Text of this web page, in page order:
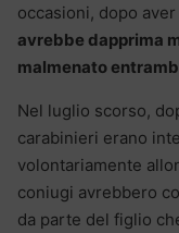
occasioni, dopo
avrebbe dapprima
malmenato
Nel luglio scorso,
carabinieri erano
volontariamente
coniugi avrebbero
da parte del figlio